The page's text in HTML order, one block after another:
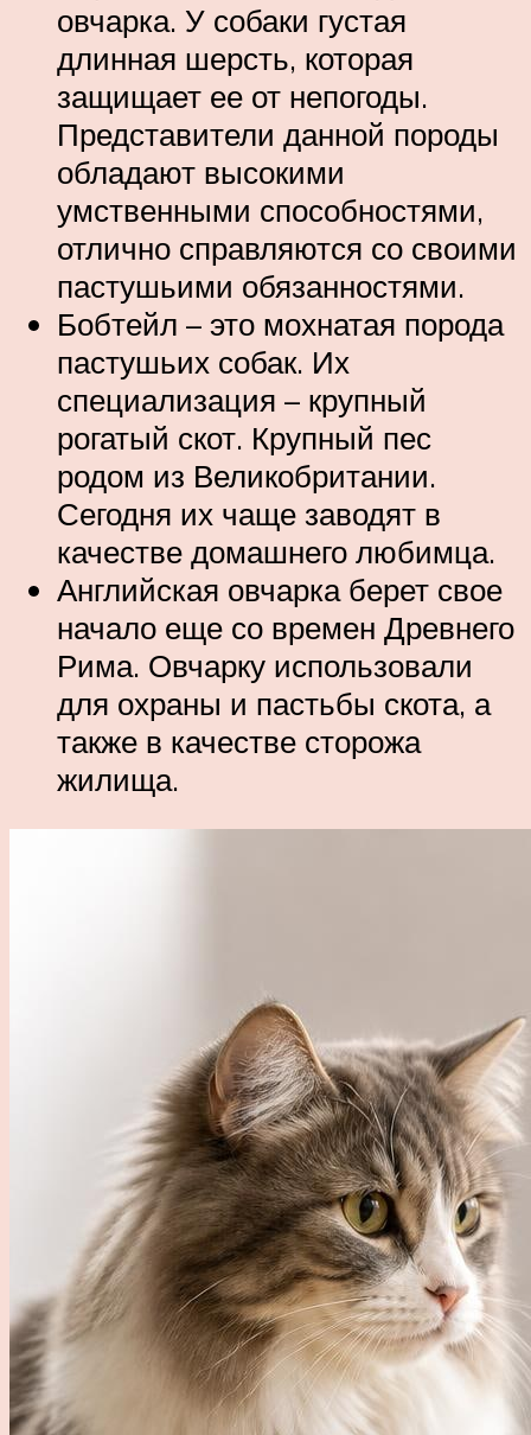
овчарка. У собаки густая
длинная шерсть, которая
защищает ее от непогоды.
Представители данной породы
обладают высокими
умственными способностями,
отлично справляются со своими
пастушьими обязанностями.
Бобтейл – это мохнатая порода
пастушьих собак. Их
специализация – крупный
рогатый скот. Крупный пес
родом из Великобритании.
Сегодня их чаще заводят в
качестве домашнего любимца.
Английская овчарка берет свое
начало еще со времен Древнего
Рима. Овчарку использовали
для охраны и пастьбы скота, а
также в качестве сторожа
жилища.